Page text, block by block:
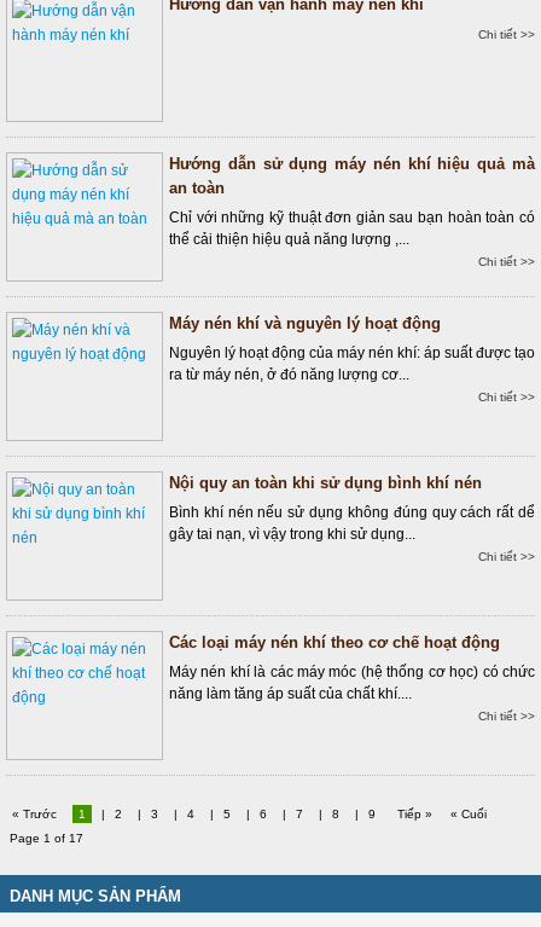
Hướng dẫn vận hành máy nén khí
Chi tiết >>
Hướng dẫn sử dụng máy nén khí hiệu quả mà
an toàn
Chỉ với những kỹ thuật đơn giản sau bạn hoàn toàn có
thể cải thiện hiệu quả năng lượng ,...
Chi tiết >>
Máy nén khí và nguyên lý hoạt động
Nguyên lý hoạt động của máy nén khí: áp suất được tạo
ra từ máy nén, ở đó năng lượng cơ...
Chi tiết >>
Nội quy an toàn khi sử dụng bình khí nén
Bình khí nén nếu sử dụng không đúng quy cách rất dể
gây tai nạn, vì vậy trong khi sử dụng...
Chi tiết >>
Các loại máy nén khí theo cơ chế hoạt động
Máy nén khí là các máy móc (hệ thống cơ học) có chức
năng làm tăng áp suất của chất khí....
Chi tiết >>
« Trước 1 | 2 | 3 | 4 | 5 | 6 | 7 | 8 | 9 Tiếp »
« Cuối
Page 1 of 17
DANH MỤC SẢN PHẨM